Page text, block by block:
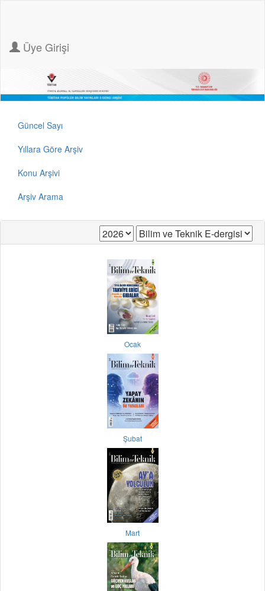
Üye Girişi
Güncel Sayı
Yıllara Göre Arşiv
Konu Arşivi
Arşiv Arama
Ocak
Şubat
Mart